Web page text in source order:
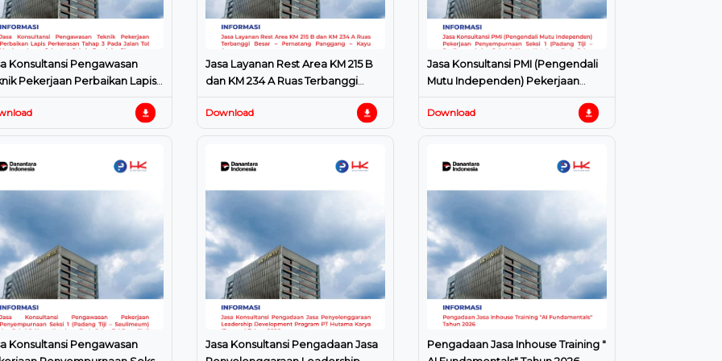
Konsultansi Pengawasan
Pekerjaan Perbaikan Lapis
Tahap 3 Pada Jalan Tol
Luar Jakarta Seks
Jasa Layanan Rest Area KM 215 B
dan KM 234 A Ruas Terbanggi
Besar – Pematang Panggang –
Kayu Agung
Download
Jasa Konsultansi PMI (Pengendali
Mutu Independen) Pekerjaan
Penyempurnaan Seksi 1 (Padang
Tiji – Seulimeum) dan Seksi 6
Download
Konsultansi Pengawasan
Jasa Konsultansi Pengadaan Jasa
Pengadaan Jasa Inhouse Training "